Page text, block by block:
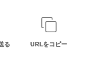
る URLをコピー